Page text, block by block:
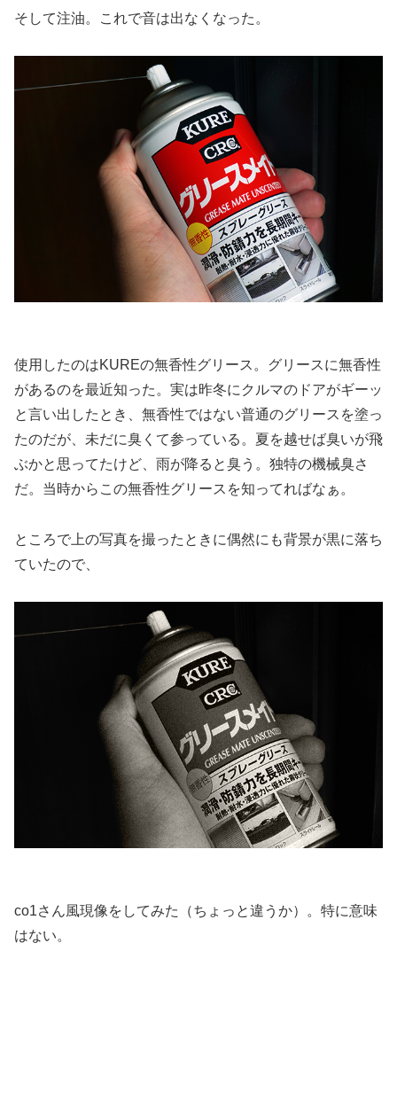
そして注油。これで音は出なくなった。
使用したのはKUREの無香性グリース。グリースに無香性
があるのを最近知った。実は昨冬にクルマのドアがギーッ
と言い出したとき、無香性ではない普通のグリースを塗っ
たのだが、未だに臭くて参っている。夏を越せば臭いが飛
ぶかと思ってたけど、雨が降ると臭う。独特の機械臭さ
だ。当時からこの無香性グリースを知ってればなぁ。
ところで上の写真を撮ったときに偶然にも背景が黒に落ち
ていたので、
co1さん風現像をしてみた（ちょっと違うか）。特に意味
はない。